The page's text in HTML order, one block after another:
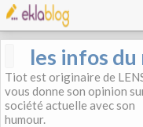
les infos
Tiot est originaire de
vous donne son opinion
société actuelle avec son
humour.